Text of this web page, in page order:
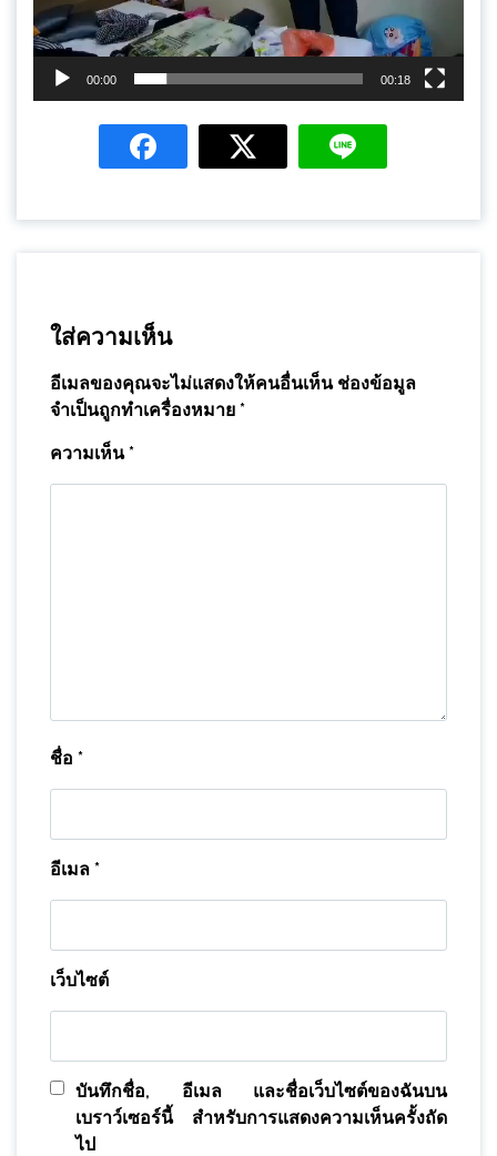
00:00 00:18
ใส่ความเห็น
อีเมลของคุณจะไม่แสดงให้คนอื่นเห็น ช่องข้อมูล
จำเป็นถูกทำเครื่องหมาย *
ความเห็น*
ชื่อ *
อีเมล *
เว็บไซต์
บันทึกชื่อ, อีเมล และชื่อเว็บไซต์ของฉันบน
เบราว์เซอร์นี้ สำหรับการแสดงความเห็นครั้งถัด
ไป